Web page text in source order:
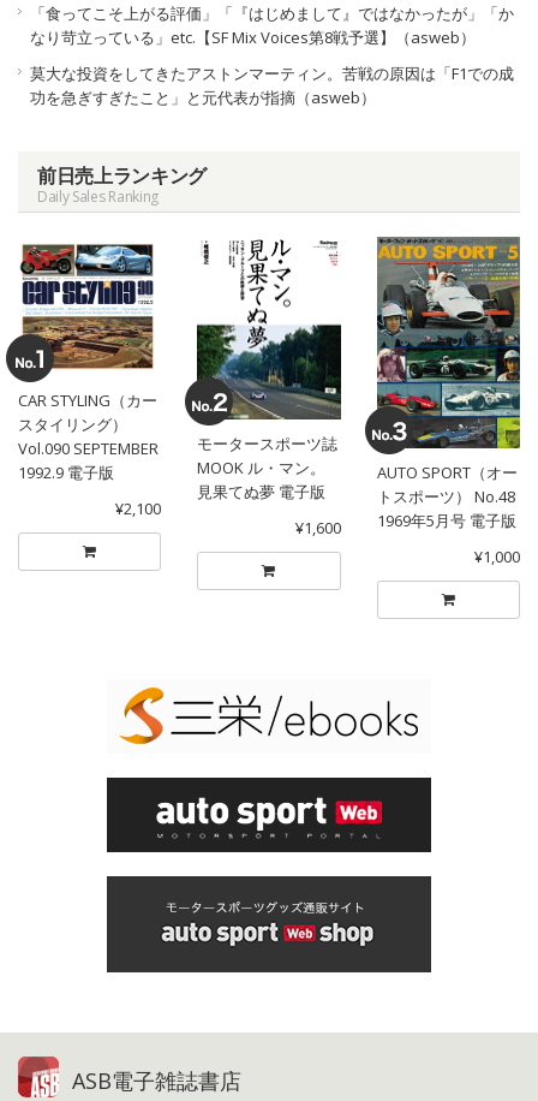
「食ってこそ上がる評価」「『はじめまして』ではなかったが」「か
なり苛立っている」etc.【SF Mix Voices第8戦予選】（asweb）
莫大な投資をしてきたアストンマーティン。苦戦の原因は「F1での成
功を急ぎすぎたこと」と元代表が指摘（asweb）
前日売上ランキング
Daily Sales Ranking
CAR STYLING（カー
スタイリング）
Vol.090 SEPTEMBER
1992.9 電子版
¥2,100
モータースポーツ誌
MOOK ル・マン。
見果てぬ夢 電子版
¥1,600
AUTO SPORT（オー
トスポーツ） No.48
1969年5月号 電子版
¥1,000
ASB電子雑誌書店